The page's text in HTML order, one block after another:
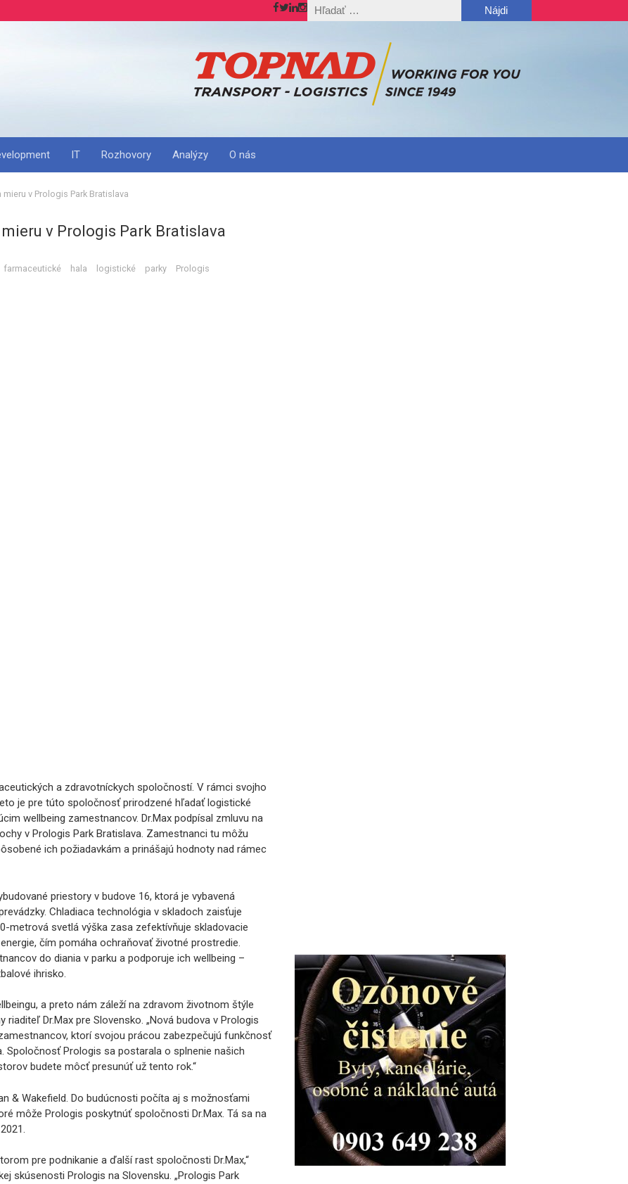
Hľadať:
IT Rozhovory Analýzy O nás
v Prologis Park Bratislava
v Prologis Park Bratislava
farmaceutické hala logistické parky Prologis
a zdravotníckych spoločností. V rámci svojho
je pre túto spoločnosť prirodzené hľadať logistické
wellbeing zamestnancov. Dr.Max podpísal zmluvu na
v Prologis Park Bratislava. Zamestnanci tu môžu
ich požiadavkám a prinášajú hodnoty nad rámec
priestory v budove 16, ktorá je vybavená
Chladiaca technológia v skladoch zaisťuje
metrová svetlá výška zasa zefektívňuje skladovacie
čím pomáha ochraňovať životné prostredie.
do diania v parku a podporuje ich wellbeing –
ihrisko.
a preto nám záleží na zdravom životnom štýle
Dr.Max pre Slovensko. „Nová budova v Prologis
ktorí svojou prácou zabezpečujú funkčnosť
Spoločnosť Prologis sa postarala o splnenie našich
budete môcť presunúť už tento rok.“
& Wakefield. Do budúcnosti počíta aj s možnosťami
môže Prologis poskytnúť spoločnosti Dr.Max. Tá sa na
pre podnikanie a ďalší rast spoločnosti Dr.Max,“
skúsenosti Prologis na Slovensku. „Prologis Park